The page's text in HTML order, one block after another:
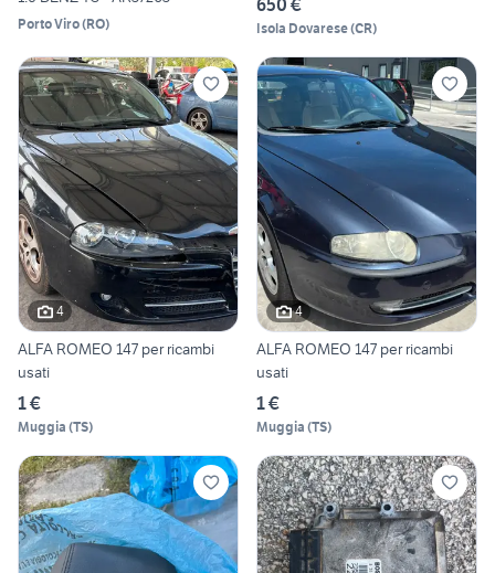
Porto Viro(RO)
650 €
Isola Dovarese(CR)
4
ALFA ROMEO 147 per ricambi
usati
1 €
Muggia (TS)
4
ALFA ROMEO 147 per ricambi
usati
1 €
Muggia (TS)